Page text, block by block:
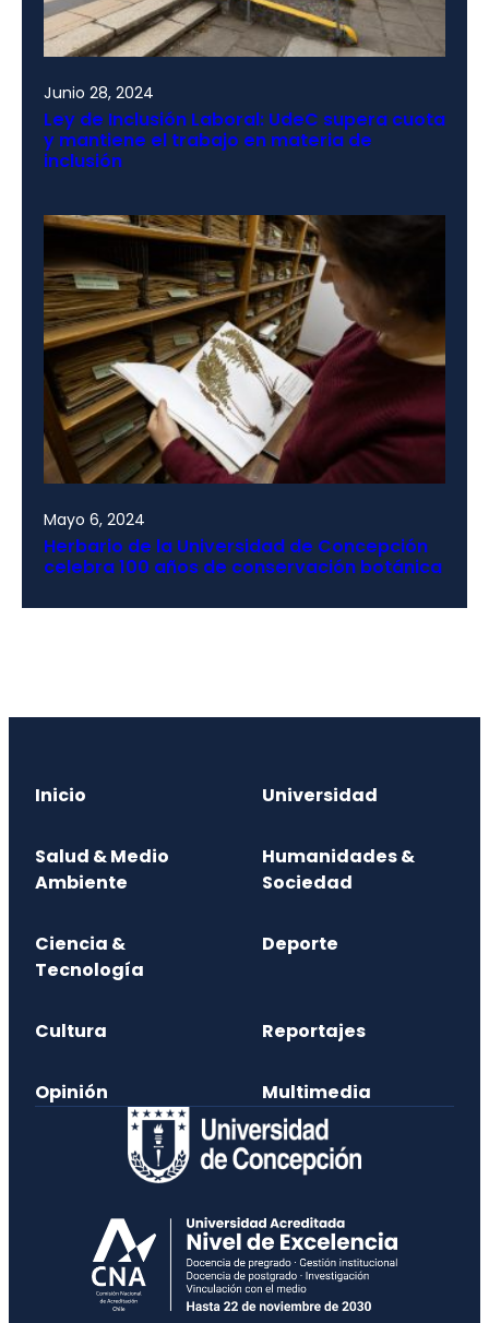
Junio 28, 2024
Ley de Inclusión Laboral: UdeC supera cuota
y mantiene el trabajo en materia de
inclusión
Mayo 6, 2024
Herbario de la Universidad de Concepción
celebra 100 años de conservación botánica
Inicio Universidad
Salud & Medio
Ambiente
Humanidades &
Sociedad
Ciencia &
Tecnología
Deporte
Cultura Reportajes
Opinión Multimedia